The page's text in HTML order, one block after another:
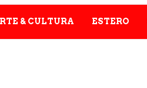
& CULTURA ESTERO